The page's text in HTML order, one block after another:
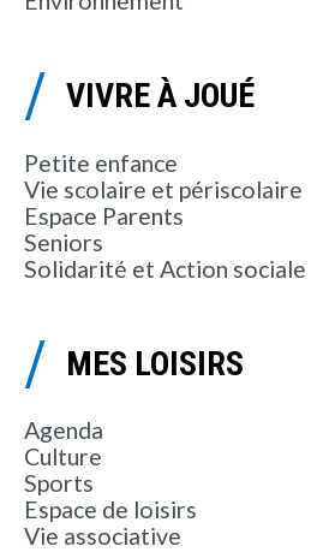
VIVRE À JOUÉ
Petite enfance
Vie scolaire et périscolaire
Espace Parents
Seniors
Solidarité et Action sociale
MES LOISIRS
Agenda
Culture
Sports
Espace de loisirs
Vie associative